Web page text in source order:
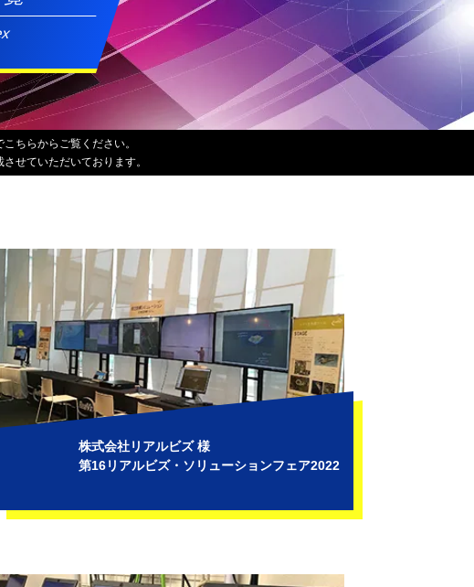
ちらからご覧ください。
せていただいております。
株式会社リアルビズ 様
第16リアルビズ・ソリューションフェア2022